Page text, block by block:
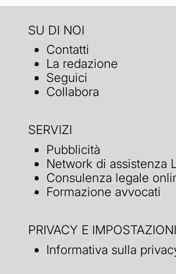
SU DI NOI
Contatti
La redazione
Seguici
Collabora
SERVIZI
Pubblicità
Network di assistenza
Consulenza legale
Formazione avvocati
PRIVACY E IMPOSTAZIONI
Informativa sulla